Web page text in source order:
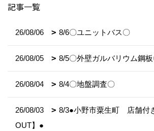
記事一覧
26/08/06 8/6〇ユニットバス〇
26/08/05 8/5〇外壁ガルバリウム鋼
26/08/04 8/4〇地盤調査〇
26/08/03
8/3●小野市粟生町 店舗付
OUT】●